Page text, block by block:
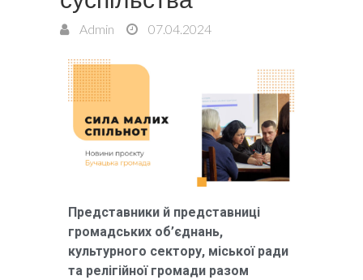
Admin 07.04.2024
Представники й представниці
громадських об’єднань,
культурного сектору, міської ради
та релігійної громади разом